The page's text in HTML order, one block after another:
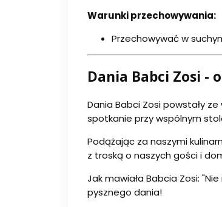
Warunki przechowywania:
Przechowywać w
Dania Babci Zosi
Dania Babci Zosi powstały
spotkanie przy wspólnym
Podążając za naszymi
z troską o naszych gości i
Jak mawiała Babcia Zosi:
pysznego dania!